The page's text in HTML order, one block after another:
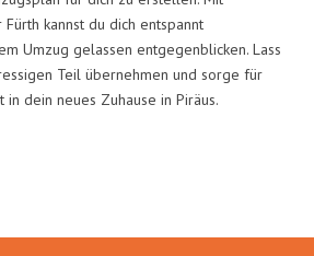
kannst du dich entspannt
Umzug gelassen entgegenblicken. Lass
Teil übernehmen und sorge für
dein neues Zuhause in Piräus.